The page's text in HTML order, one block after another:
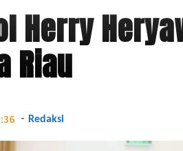
Herry
Riau
- Redaksi